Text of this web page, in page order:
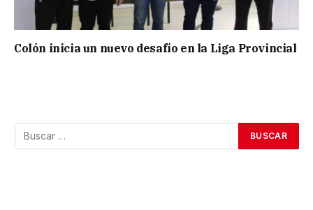
Colón inicia un nuevo desafío en la Liga Provincial